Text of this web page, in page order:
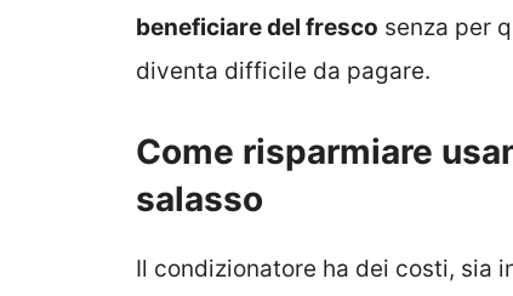
beneficiare del fresco senza per
diventa difficile da pagare.
Come risparmiare
salasso
Il condizionatore ha dei costi, sia